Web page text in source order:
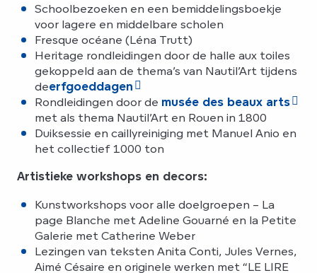
Schoolbezoeken en een bemiddelingsboekje
voor lagere en middelbare scholen
Fresque océane (Léna Trutt)
Heritage rondleidingen door de halle aux toiles
gekoppeld aan de thema’s van Nautil’Art tijdens
deerfgoeddagen
Rondleidingen door de musée des beaux arts
met als thema Nautil’Art en Rouen in 1800
Duiksessie en caillyreiniging met Manuel Anio en
het collectief 1000 ton
Artistieke workshops en decors:
Kunstworkshops voor alle doelgroepen – La
page Blanche met Adeline Gouarné en la Petite
Galerie met Catherine Weber
Lezingen van teksten Anita Conti, Jules Vernes,
Aimé Césaire en originele werken met “LE LIRE